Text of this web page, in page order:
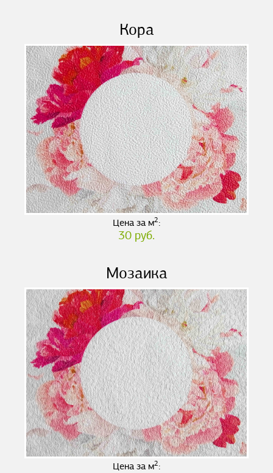
Кора
Цена за м2:
30 руб.
Мозаика
Цена за м2: